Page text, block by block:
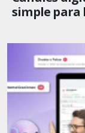
simple para